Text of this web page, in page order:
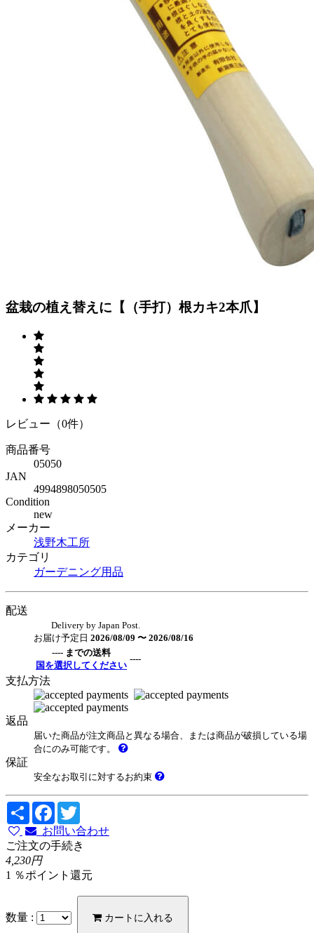
盆栽の植え替えに【（手打）根カキ2本爪】
レビュー（0件）
商品番号
05050
JAN
4994898050505
Condition
new
メーカー
浅野木工所
カテゴリ
ガーデニング用品
配送
Delivery by Japan Post.
お届け予定日 2026/08/09 〜 2026/08/16
---- までの送料
国を選択してください
----
支払方法
返品
届いた商品が注文商品と異なる場合、または商品が破損している場
合にのみ可能です。
保証
安全なお取引に対するお約束
Share Facebook
お問い合わせ
ご注文の手続き
4,230円
1 ％ポイント還元
数量 : カートに入れる